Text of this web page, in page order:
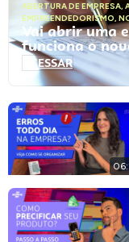
ABERTURA DE EMPRESA,
EMPREENDEDORISMO,
Vai abrir uma
funciona o
ACESSAR